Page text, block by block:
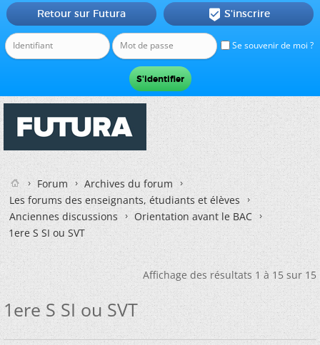
Se souvenir de moi ?
Retour sur Futura  S'inscrire
Forum
Archives du forum
Les forums des enseignants, étudiants et élèves
Anciennes discussions
Orientation avant le BAC
1ere S SI ou SVT
Affichage des résultats 1 à 15 sur 15
1ere S SI ou SVT